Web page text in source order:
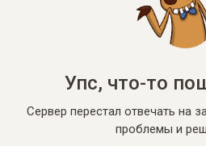
Упс, что-то
Сервер перестал отвечать на
проблемы и